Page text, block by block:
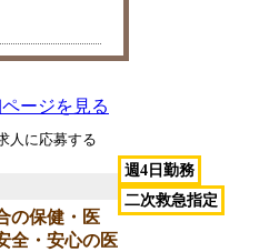
の保健・医
全・安心の医
週4日勤務
二次救急指定